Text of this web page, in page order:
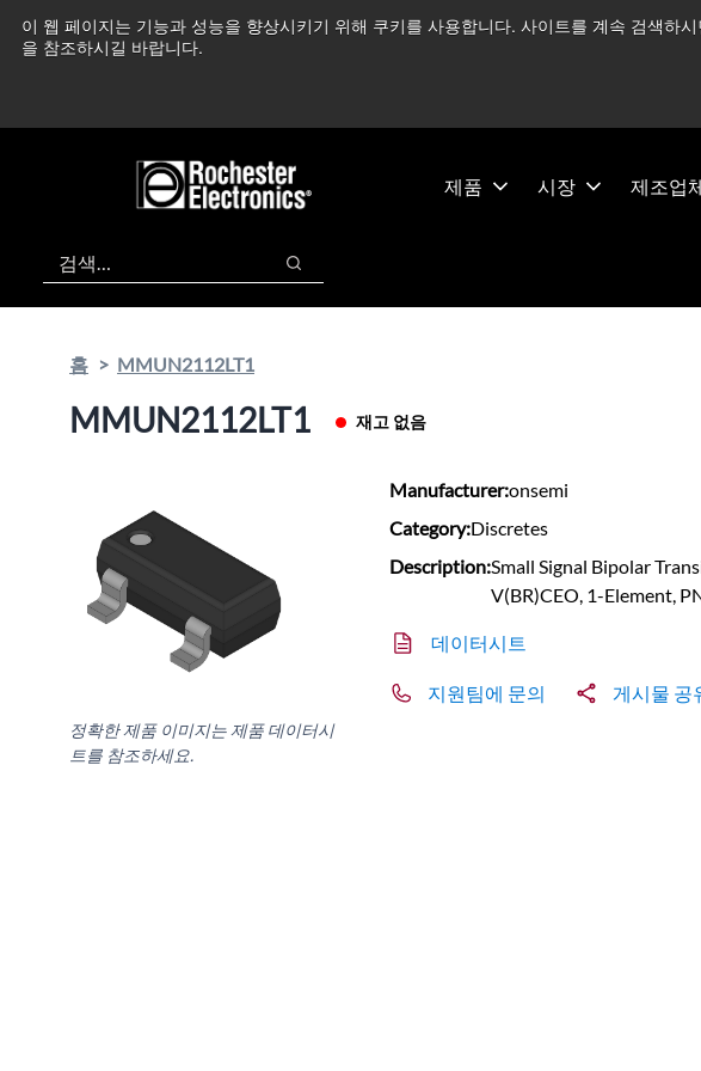
이 웹 페이지는 기능과 성능을 향상시키기 위해 쿠키를 사용합니다. 사이트를 계속 검색하
을 참조하시길 바랍니다.
츠
건
중동 지역 상황을 지속적으로 주시하고
제품 시장 제조업
검색
검색
홈 MMUN2112LT1
MMUN2112LT1 재고 없음
정확한 제품 이미지는 제품 데이터시
트를 참조하세요.
Manufacturer:onsemi
Category:Discretes
Description:Small Signal Bipolar
V(BR)CEO, 1-Element,
데이터시트
지원팀에 문의 게시물 공